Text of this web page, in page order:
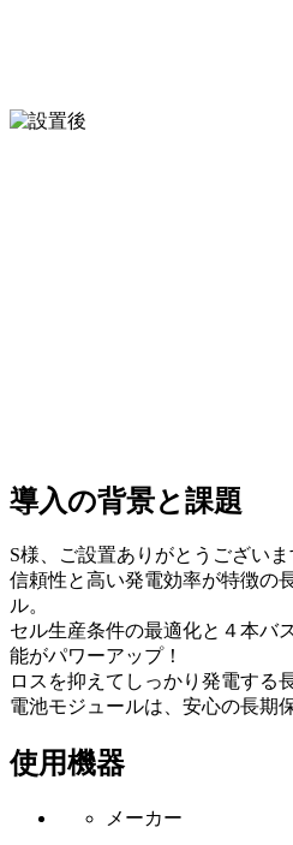
導入の背景と課題
S様、ご設置ありがとうございま
信頼性と高い発電効率が特徴の
ル。
セル生産条件の最適化と４本バ
能がパワーアップ！
ロスを抑えてしっかり発電する
電池モジュールは、安心の長期
使用機器
メーカー